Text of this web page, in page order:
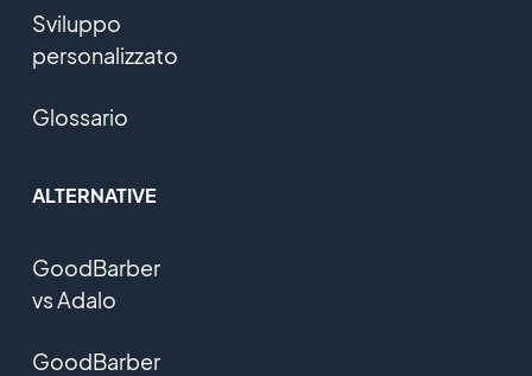
Sviluppo
personalizzato
Glossario
ALTERNATIVE
GoodBarber
vs Adalo
GoodBarber